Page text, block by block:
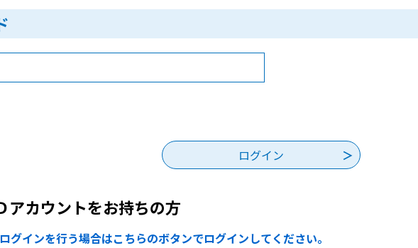
アカウントをお持ちの方
グインを行う場合はこちらのボタンでログインしてください。